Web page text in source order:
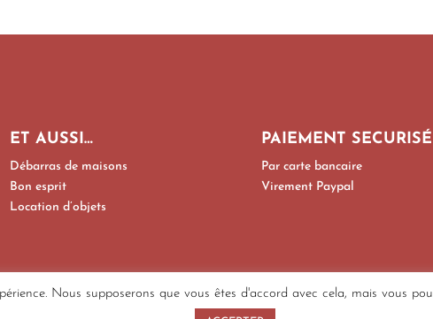
ET AUSSI…
Débarras de maisons
Bon esprit
Location d’objets
PAIEMENT SECURISÉ
Par carte bancaire
Virement Paypal
Nous supposerons que vous êtes d'accord avec cela, mais vous